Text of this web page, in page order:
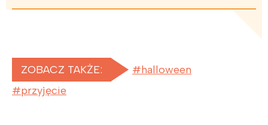
ZOBACZ TAKŻE:
halloween
przyjęcie